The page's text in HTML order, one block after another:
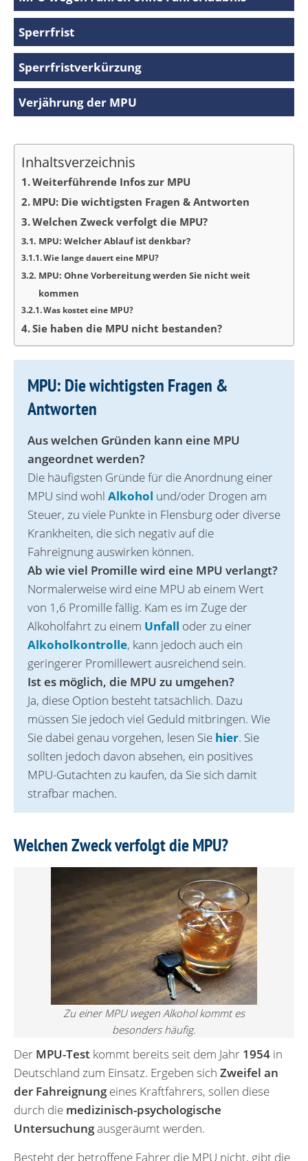
Sperrfrist
Sperrfristverkürzung
Verjährung der MPU
Inhaltsverzeichnis
Weiterführende Infos zur MPU
MPU: Die wichtigsten Fragen & Antworten
Welchen Zweck verfolgt die MPU?
MPU: Welcher Ablauf ist denkbar?
Wie lange dauert eine MPU?
MPU: Ohne Vorbereitung werden Sie nicht weit
kommen
Was kostet eine MPU?
Sie haben die MPU nicht bestanden?
MPU: Die wichtigsten Fragen &
Antworten
Aus welchen Gründen kann eine MPU
angeordnet werden?
Die häufigsten Gründe für die Anordnung einer
MPU sind wohl Alkohol und/oder Drogen am
Steuer, zu viele Punkte in Flensburg oder diverse
Krankheiten, die sich negativ auf die
Fahreignung auswirken können.
Ab wie viel Promille wird eine MPU verlangt?
Normalerweise wird eine MPU ab einem Wert
von 1,6 Promille fällig. Kam es im Zuge der
Alkoholfahrt zu einem Unfall oder zu einer
Alkoholkontrolle, kann jedoch auch ein
geringerer Promillewert ausreichend sein.
Ist es möglich, die MPU zu umgehen?
Ja, diese Option besteht tatsächlich. Dazu
müssen Sie jedoch viel Geduld mitbringen. Wie
Sie dabei genau vorgehen, lesen Sie hier. Sie
sollten jedoch davon absehen, ein positives
MPU-Gutachten zu kaufen, da Sie sich damit
strafbar machen.
Welchen Zweck verfolgt die MPU?
Zu einer MPU wegen Alkohol kommt es
besonders häufig.
Der MPU-Test kommt bereits seit dem Jahr 1954 in
Deutschland zum Einsatz. Ergeben sich Zweifel an
der Fahreignungeines Kraftfahrers, sollen diese
durch die medizinisch-psychologische
Untersuchungausgeräumt werden.
Besteht der betroffene Fahrer die MPU nicht, gibt die